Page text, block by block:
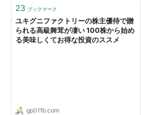
23 ブックマーク
ユキグニファクトリーの株主優待で贈
られる高級舞茸が凄い 100株から始め
る美味しくてお得な投資のススメ
gp01fb.com